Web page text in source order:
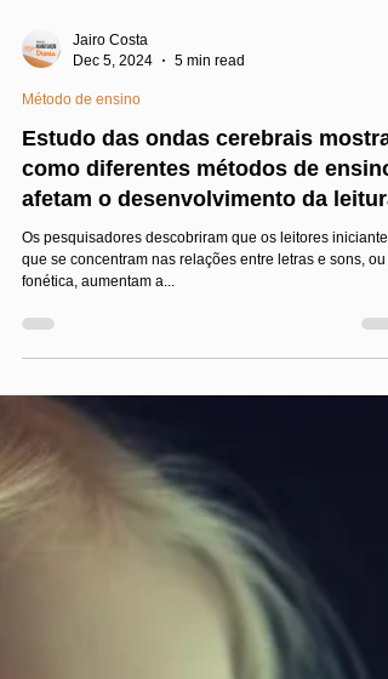
Jairo Costa
Dec 5, 2024
5 min read
Estudo das ondas cerebrais mostra
como diferentes métodos de ensino
afetam o desenvolvimento da leitura
Os pesquisadores descobriram que os leitores iniciantes
fonética, aumentam a...